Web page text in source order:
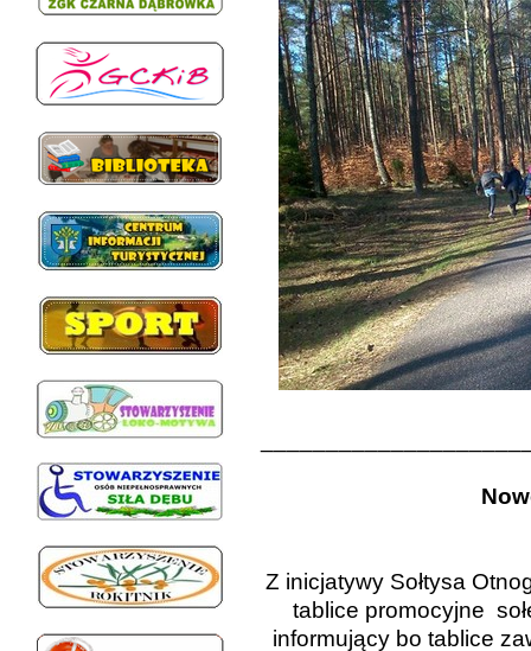
Z inicjatywy Sołtysa
tablice promocyjne
informujący bo tablice